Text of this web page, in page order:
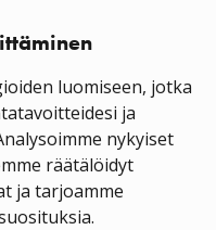
luomiseen, jotka
ja
nykyiset
räätälöidyt
ja tarjoamme